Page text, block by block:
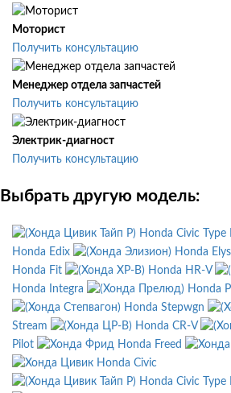
Моторист
Получить консультацию
Менеджер отдела запчастей
Получить консультацию
Электрик-диагност
Получить консультацию
Выбрать другую модель:
Honda Civic Type
Honda Edix
Honda
Honda Fit
Honda HR-V
Honda Integra
Honda
Honda Stepwgn
Stream
Honda CR-V
Pilot
Honda Freed
Honda Civic
Honda Civic Type